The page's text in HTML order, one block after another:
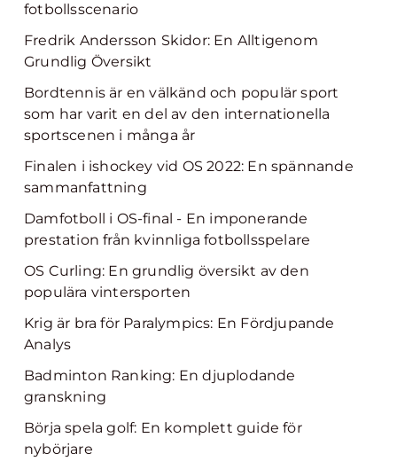
fotbollsscenario
Fredrik Andersson Skidor: En Alltigenom
Grundlig Översikt
Bordtennis är en välkänd och populär sport
som har varit en del av den internationella
sportscenen i många år
Finalen i ishockey vid OS 2022: En spännande
sammanfattning
Damfotboll i OS-final - En imponerande
prestation från kvinnliga fotbollsspelare
OS Curling: En grundlig översikt av den
populära vintersporten
Krig är bra för Paralympics: En Fördjupande
Analys
Badminton Ranking: En djuplodande
granskning
Börja spela golf: En komplett guide för
nybörjare